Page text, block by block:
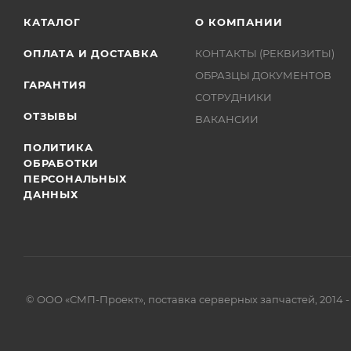
КАТАЛОГ
ОПЛАТА И ДОСТАВКА
ГАРАНТИЯ
ОТЗЫВЫ
ПОЛИТИКА
ОБРАБОТКИ
ПЕРСОНАЛЬНЫХ
ДАННЫХ
О КОМПАНИИ
КОНТАКТЫ (РЕКВИЗИТЫ)
ОБРАЗЦЫ ДОКУМЕНТОВ
СОТРУДНИКИ
ВАКАНСИИ
© ООО «СМП-Проект», поставка серверных запчастей, 2014 -